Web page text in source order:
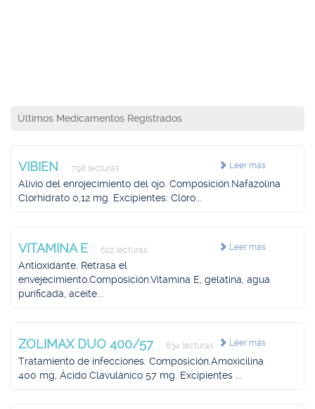
Últimos Medicamentos Registrados
Leer más
VIBIEN 798 lecturas
Alivio del enrojecimiento del ojo. Composición.Nafazolina
Clorhidrato 0,12 mg. Excipientes: Cloro...
Leer más
VITAMINA E 622 lecturas
Antioxidante. Retrasa el
envejecimiento.Composición.Vitamina E, gelatina, agua
purificada, aceite...
Leer más
ZOLIMAX DUO 400/57 634 lecturas
Tratamiento de infecciones. Composición.Amoxicilina
400 mg, Ácido Clavulánico 57 mg. Excipientes ...